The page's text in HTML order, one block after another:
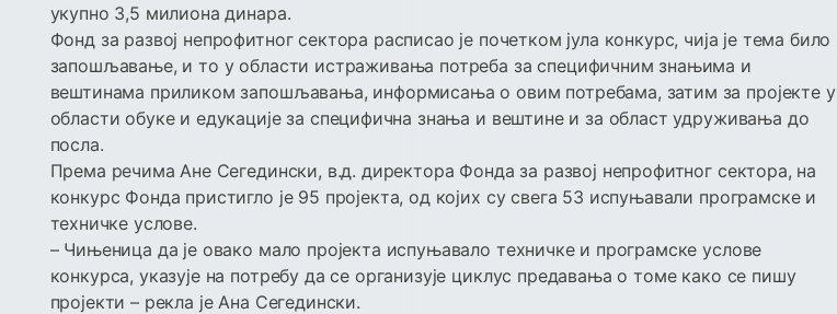
укупно 3,5 милиона динара.
Фонд за развој непрофитног сектора расписао је почетком јула конкурс, чија је тема било
запошљавање, и то у области истраживања потреба за специфичним знањима и
вештинама приликом запошљавања, информисања о овим потребама, затим за пројекте у
области обуке и едукације за специфична знања и вештине и за област удруживања до
посла.
Према речима Ане Сегедински, в.д. директора Фонда за развој непрофитног сектора, на
конкурс Фонда пристигло је 95 пројекта, од којих су свега 53 испуњавали програмске и
техничке услове.
– Чињеница да је овако мало пројекта испуњавало техничке и програмске услове
конкурса, указује на потребу да се организује циклус предавања о томе како се пишу
пројекти – рекла је Ана Сегедински.